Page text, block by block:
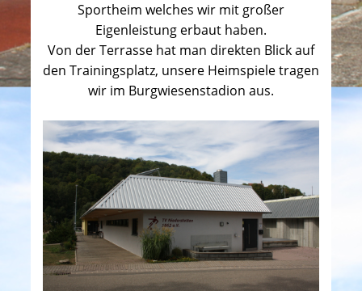
Sportheim welches wir mit großer
Eigenleistung erbaut haben.
Von der Terrasse hat man direkten Blick auf
den Trainingsplatz, unsere Heimspiele tragen
wir im Burgwiesenstadion aus.